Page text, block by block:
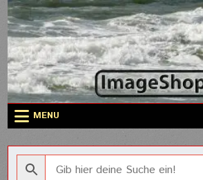
Skip
to
content
MENU